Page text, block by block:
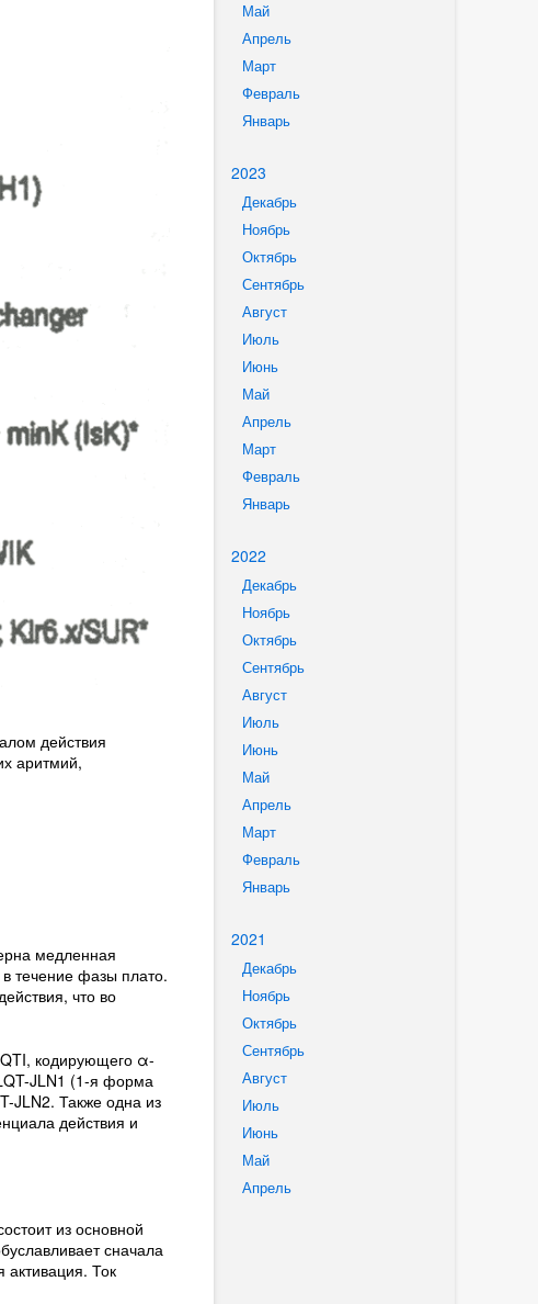
Май
Апрель
Март
Февраль
Январь
2023
Декабрь
Ноябрь
Октябрь
Сентябрь
Август
Июль
Июнь
Май
Апрель
Март
Февраль
Январь
2022
Декабрь
Ноябрь
Октябрь
Сентябрь
Август
Июль
Июнь
Май
Апрель
Март
Февраль
Январь
2021
Декабрь
Ноябрь
Октябрь
Сентябрь
Август
Июль
Июнь
Май
Апрель
действия
аритмий,
медленная
течение фазы плато.
что во
кодирующего α-
JLN1 (1-я форма
JLN2. Также одна из
действия и
из основной
сначала
Ток